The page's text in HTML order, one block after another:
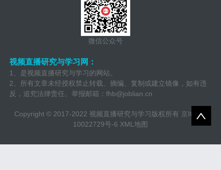
微信公众号
视频直播研究与学习网：
1、是视频直播研究与学习的网站。
2、所有文章未经授权禁止转载、摘编、复制或建立镜像，如有违
反，追究法律责任。举报邮箱： fhb@joblian.cn
Copyright © 2017-2022 视频直播研究与学习版权所有 京ICP备
10022729号-6 XML地图